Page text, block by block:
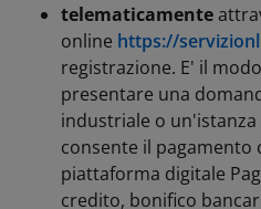
telematicamente
online https://
registrazione. E' il
presentare una
industriale o un'istanza
consente il
piattaforma digitale
credito, bonifico